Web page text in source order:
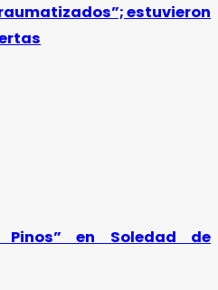
estuvieron
Pinos” en Soledad de